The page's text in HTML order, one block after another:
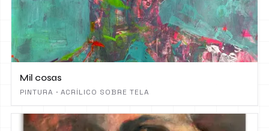
Mil cosas
PINTURA · ACRÍLICO SOBRE TELA